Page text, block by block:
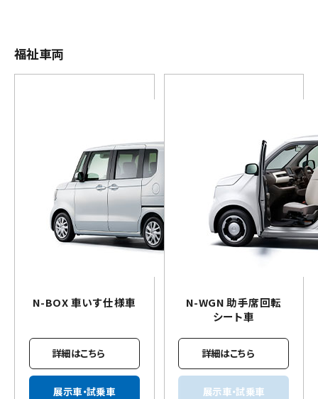
福祉車両
N-BOX車いす仕様車
詳細はこちら
展示車・試乗車
N-WGN 助手席回転
シート車
詳細はこちら
展示車・試乗車